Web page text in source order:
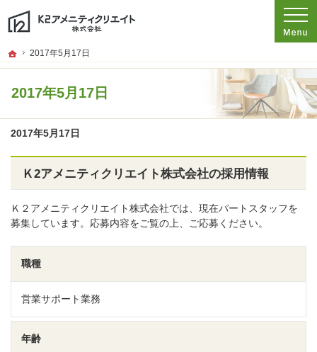
ホーム
2017年5月17日
2017年5月17日
プロの目線からご提案。愛知県名古屋市の注文住宅・新築戸建てを手がける工務
愛知県名古屋市の新築・注文住宅・新築戸建てを手がける工務店ならK2アメニテ
2017年5月17日
Ｋ2アメニティクリエイト株式会社の採用情報
Ｋ２アメニティクリエイト株式会社では、現在パートスタッフを
募集しています。応募内容をご覧の上、ご応募ください。
職種
営業サポート業務
年齢